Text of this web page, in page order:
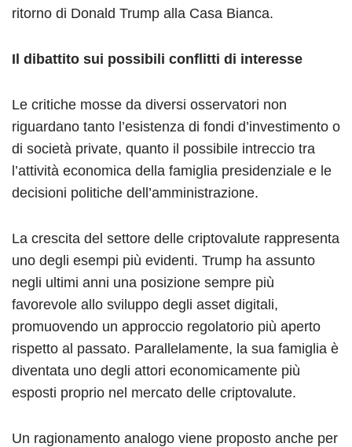
ritorno di Donald Trump alla Casa Bianca.
Il dibattito sui possibili conflitti di interesse
Le critiche mosse da diversi osservatori non
riguardano tanto l’esistenza di fondi d’investimento o
di società private, quanto il possibile intreccio tra
l’attività economica della famiglia presidenziale e le
decisioni politiche dell’amministrazione.
La crescita del settore delle criptovalute rappresenta
uno degli esempi più evidenti. Trump ha assunto
negli ultimi anni una posizione sempre più
favorevole allo sviluppo degli asset digitali,
promuovendo un approccio regolatorio più aperto
rispetto al passato. Parallelamente, la sua famiglia è
diventata uno degli attori economicamente più
esposti proprio nel mercato delle criptovalute.
Un ragionamento analogo viene proposto anche per